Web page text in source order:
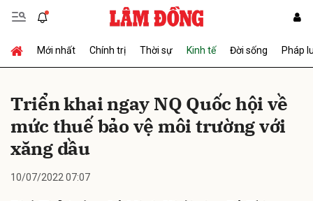
Mới nhất Chính trị Thời sự Kinh tế Đời sống Pháp
Triển khai ngay NQ Quốc hội về
mức thuế bảo vệ môi trường với
xăng dầu
10/07/2022 07:07
Gửi bình luận